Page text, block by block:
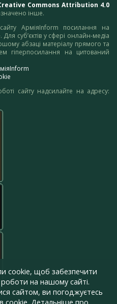
Commons Attribution 4.0
інше.
АрміяInform посилання на
Для суб’єктів у сфері онлайн-медіа
абзаці матеріалу прямого та
гіперпосилання на цитований
сайту надсилайте на адресу:
cookie, щоб забезпечити
на нашому сайті.
сайтом, ви погоджуєтесь